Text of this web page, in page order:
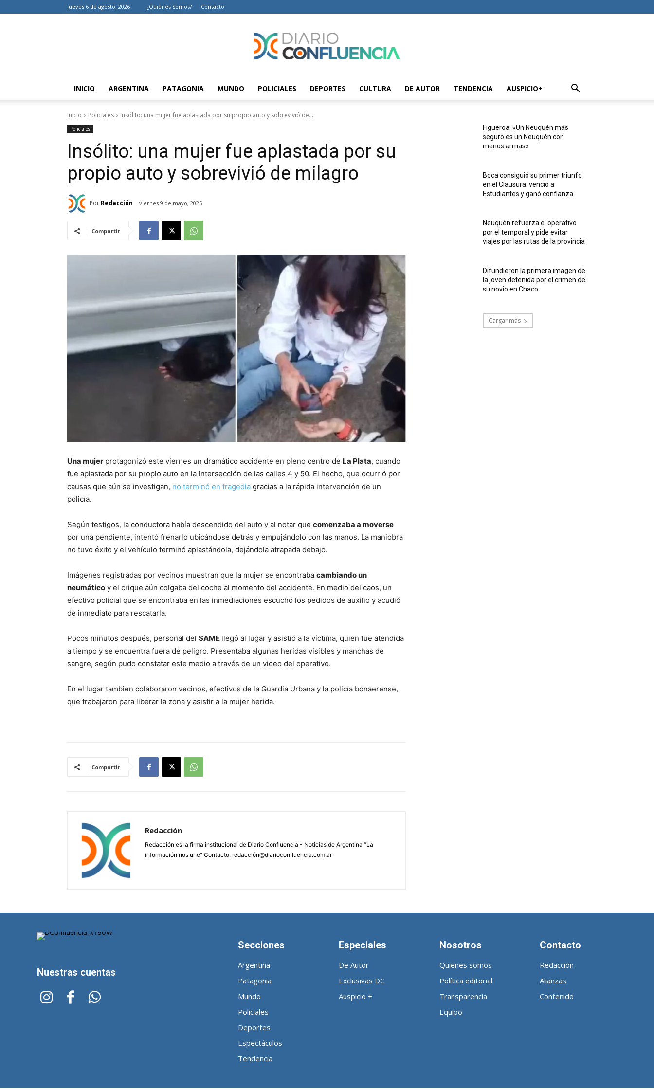
jueves 6 de agosto, 2026 ¿Quiénes Somos? Contacto
Diario
Confluencia
de
Argentina
INICIO ARGENTINA PATAGONIA MUNDO POLICIALES DEPORTES CULTURA DE AUTOR TENDENCIA AUSPICIO+
Inicio Policiales Insólito: una mujer fue aplastada por su propio auto y sobrevivió de...
Policiales
Insólito: una mujer fue aplastada por su
propio auto y sobrevivió de milagro
Por Redacción viernes 9 de mayo, 2025
Compartir
Una mujer protagonizó este viernes un dramático accidente en pleno centro de La Plata, cuando
fue aplastada por su propio auto en la intersección de las calles 4 y 50. El hecho, que ocurrió por
causas que aún se investigan, no terminó en tragedia gracias a la rápida intervención de un
policía.
Según testigos, la conductora había descendido del auto y al notar que comenzaba a moverse
por una pendiente, intentó frenarlo ubicándose detrás y empujándolo con las manos. La maniobra
no tuvo éxito y el vehículo terminó aplastándola, dejándola atrapada debajo.
Imágenes registradas por vecinos muestran que la mujer se encontraba cambiando un
neumático y el crique aún colgaba del coche al momento del accidente. En medio del caos, un
efectivo policial que se encontraba en las inmediaciones escuchó los pedidos de auxilio y acudió
de inmediato para rescatarla.
Pocos minutos después, personal del SAME llegó al lugar y asistió a la víctima, quien fue atendida
a tiempo y se encuentra fuera de peligro. Presentaba algunas heridas visibles y manchas de
sangre, según pudo constatar este medio a través de un video del operativo.
En el lugar también colaboraron vecinos, efectivos de la Guardia Urbana y la policía bonaerense,
que trabajaron para liberar la zona y asistir a la mujer herida.
Compartir
Redacción
Redacción es la firma institucional de Diario Confluencia - Noticias de Argentina “La
información nos une” Contacto: redacción@diarioconfluencia.com.ar
Figueroa: «Un Neuquén más
seguro es un Neuquén con
menos armas»
Boca consiguió su primer triunfo
en el Clausura: venció a
Estudiantes y ganó confianza
Neuquén refuerza el operativo
por el temporal y pide evitar
viajes por las rutas de la provincia
Difundieron la primera imagen de
la joven detenida por el crimen de
su novio en Chaco
Cargar más
Nuestras cuentas
Secciones
Argentina
Patagonia
Mundo
Policiales
Deportes
Espectáculos
Tendencia
Especiales
De Autor
Exclusivas DC
Auspicio +
Nosotros
Quienes somos
Política editorial
Transparencia
Equipo
Contacto
Redacción
Alianzas
Contenido